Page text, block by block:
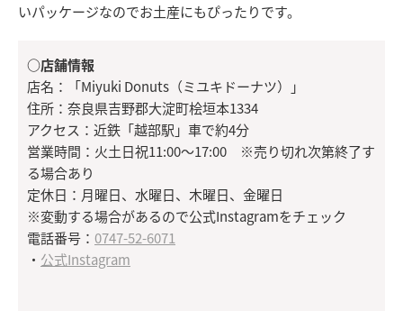
いパッケージなのでお土産にもぴったりです。
○店舗情報
店名：「Miyuki Donuts（ミユキドーナツ）」
住所：奈良県吉野郡大淀町桧垣本1334
アクセス：近鉄「越部駅」車で約4分
営業時間：火土日祝11:00〜17:00 ※売り切れ次第終了す
る場合あり
定休日：月曜日、水曜日、木曜日、金曜日
※変動する場合があるので公式Instagramをチェック
電話番号： 0747-52-6071
・ 公式Instagram